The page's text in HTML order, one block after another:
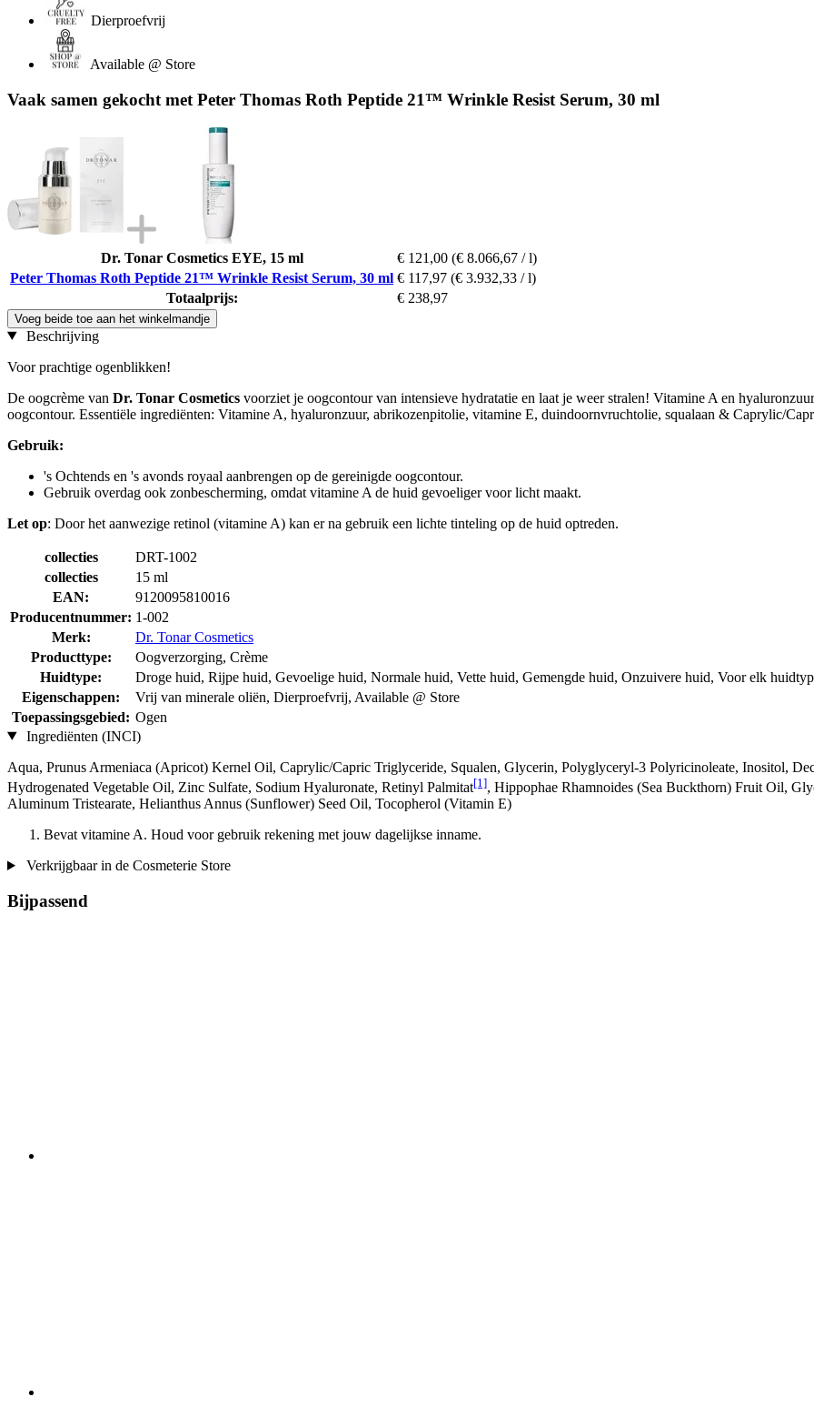
Dierproefvrij
Available @ Store
Vaak samen gekocht met Peter Thomas Roth Peptide 21™ Wrinkle Resist Serum, 30 ml
Dr. Tonar Cosmetics EYE, 15 ml € 121,00 (€ 8.066,67 / l)
Peter Thomas Roth Peptide 21™ Wrinkle Resist Serum, 30 ml € 117,97 (€ 3.932,33 / l)
Totaalprijs:
€ 238,97
Voeg beide toe aan het winkelmandje
Beschrijving
Voor prachtige ogenblikken!
De oogcrème van Dr. Tonar Cosmetics voorziet je oogcontour van intensieve hydratatie en laat je weer stralen! Vitamine A en
oogcontour. Essentiële ingrediënten: Vitamine A, hyaluronzuur, abrikozenpitolie, vitamine E, duindoornvruchtolie, squalaan & Caprylic/
Gebruik:
's Ochtends en 's avonds royaal aanbrengen op de gereinigde oogcontour.
Gebruik overdag ook zonbescherming, omdat vitamine A de huid gevoeliger voor licht maakt.
Let op: Door het aanwezige retinol (vitamine A) kan er na gebruik een lichte tinteling op de huid optreden.
collecties
DRT-1002
collecties
15 ml
EAN:
9120095810016
Producentnummer: 1-002
Merk:
Dr. Tonar Cosmetics
Producttype:
Oogverzorging, Crème
Huidtype:
Droge huid, Rijpe huid, Gevoelige huid, Normale huid, Vette huid, Gemengde huid, Onzuivere huid, Voor elk
Eigenschappen:
Vrij van minerale oliën, Dierproefvrij, Available @ Store
Toepassingsgebied: Ogen
Ingrediënten (INCI)
Aqua, Prunus Armeniaca (Apricot) Kernel Oil, Caprylic/Capric Triglyceride, Squalen, Glycerin, Polyglyceryl-3 Polyricinoleate, Inositol,
Hydrogenated Vegetable Oil, Zinc Sulfate, Sodium Hyaluronate, Retinyl Palmitat[1], Hippophae Rhamnoides (Sea Buckthorn) Fruit Oil,
Aluminum Tristearate, Helianthus Annus (Sunflower) Seed Oil, Tocopherol (Vitamin E)
Bevat vitamine A. Houd voor gebruik rekening met jouw dagelijkse inname.
Verkrijgbaar in de Cosmeterie Store
Bijpassend